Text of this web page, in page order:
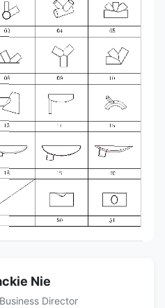
Nie
Director